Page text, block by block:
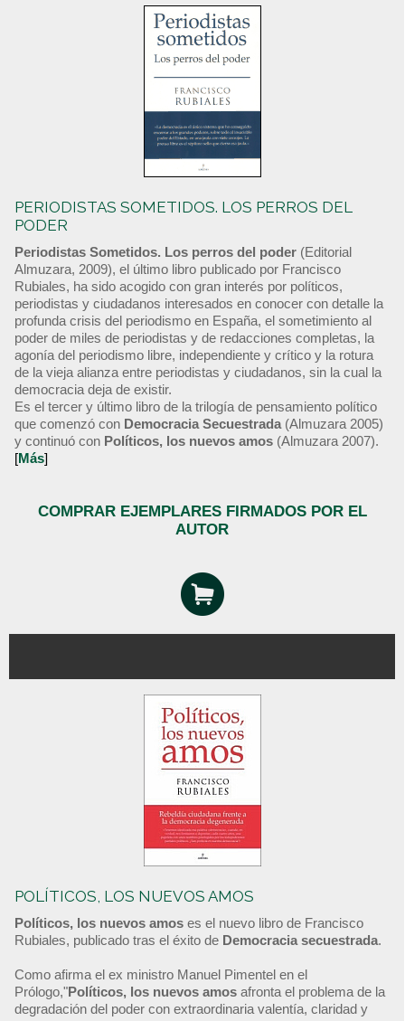
PERIODISTAS SOMETIDOS. LOS PERROS DEL
PODER
Periodistas Sometidos. Los perros del poder (Editorial
Almuzara, 2009), el último libro publicado por Francisco
Rubiales, ha sido acogido con gran interés por políticos,
periodistas y ciudadanos interesados en conocer con detalle la
profunda crisis del periodismo en España, el sometimiento al
poder de miles de periodistas y de redacciones completas, la
agonía del periodismo libre, independiente y crítico y la rotura
de la vieja alianza entre periodistas y ciudadanos, sin la cual la
democracia deja de existir.
Es el tercer y último libro de la trilogía de pensamiento político
que comenzó con Democracia Secuestrada (Almuzara 2005)
y continuó con Políticos, los nuevos amos (Almuzara 2007).
[Más]
COMPRAR EJEMPLARES FIRMADOS POR EL
AUTOR
POLÍTICOS, LOS NUEVOS AMOS
Políticos, los nuevos amos es el nuevo libro de Francisco
Rubiales, publicado tras el éxito de Democracia secuestrada.
Como afirma el ex ministro Manuel Pimentel en el
Prólogo,"Políticos, los nuevos amos afronta el problema de la
degradación del poder con extraordinaria valentía, claridad y